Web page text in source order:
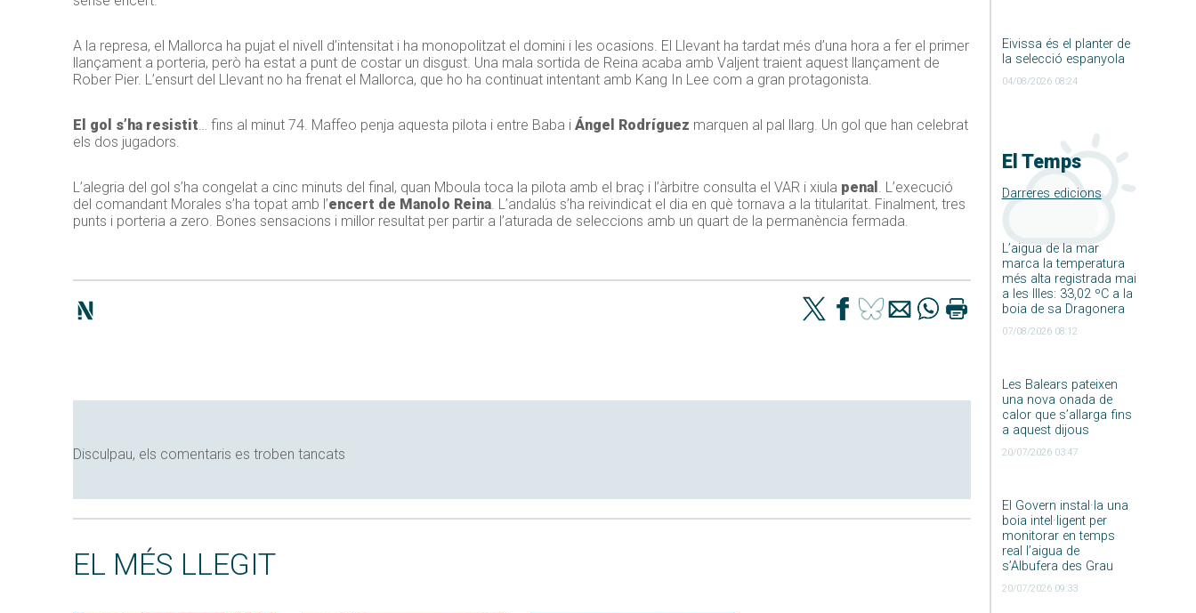
Eivissa és el planter de
la selecció espanyola
04/08/2026 08:24
El Temps
Darreres edicions
L’aigua de la mar
marca la temperatura
més alta registrada mai
a les Illes: 33,02 ºC a la
boia de sa Dragonera
07/08/2026 08:12
Les Balears pateixen
una nova onada de
calor que s’allarga fins
a aquest dijous
20/07/2026 03:47
El Govern instal·la una
boia intel·ligent per
monitorar en temps
real l’aigua de
s’Albufera des Grau
20/07/2026 09:33
A la represa, el Mallorca ha pujat el nivell d’intensitat i ha monopolitzat el domini i les ocasions. El Llevant ha tardat més d’una hora a fer el primer
llançament a porteria, però ha estat a punt de costar un disgust. Una mala sortida de Reina acaba amb Valjent traient aquest llançament de
Rober Pier. L’ensurt del Llevant no ha frenat el Mallorca, que ho ha continuat intentant amb Kang In Lee com a gran protagonista.
El gol s’ha resistit… fins al minut 74. Maffeo penja aquesta pilota i entre Baba i Ángel Rodríguez marquen al pal llarg. Un gol que han celebrat
els dos jugadors.
L’alegria del gol s’ha congelat a cinc minuts del final, quan Mboula toca la pilota amb el braç i l’àrbitre consulta el VAR i xiula penal . L’execució
del comandant Morales s’ha topat amb l’encert de Manolo Reina. L’andalús s’ha reivindicat el dia en què tornava a la titularitat. Finalment, tres
punts i porteria a zero. Bones sensacions i millor resultat per partir a l’aturada de seleccions amb un quart de la permanència fermada.
Disculpau, els comentaris es troben tancats
EL MÉS LLEGIT